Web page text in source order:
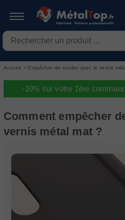
Accueil > Empêcher de rouiller avec le vernis
-10% sur votre 1ère
Comment empêcher
vernis métal mat ?